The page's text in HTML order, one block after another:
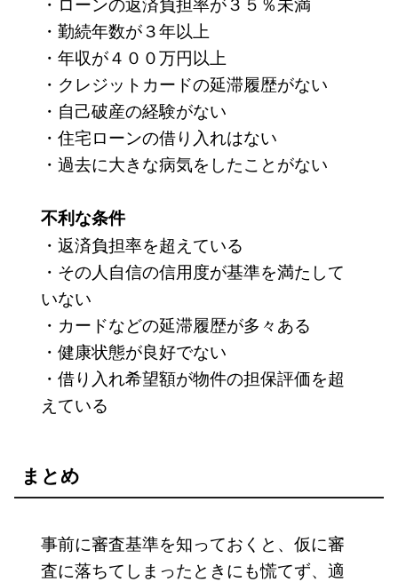
・勤続年数が３年以上
・年収が４００万円以上
・クレジットカードの延滞履歴がない
・自己破産の経験がない
・住宅ローンの借り入れはない
・過去に大きな病気をしたことがない
不利な条件
・返済負担率を超えている
・その人自信の信用度が基準を満たして
いない
・カードなどの延滞履歴が多々ある
・健康状態が良好でない
・借り入れ希望額が物件の担保評価を超
えている
まとめ
事前に審査基準を知っておくと、仮に審
査に落ちてしまったときにも慌てず、適